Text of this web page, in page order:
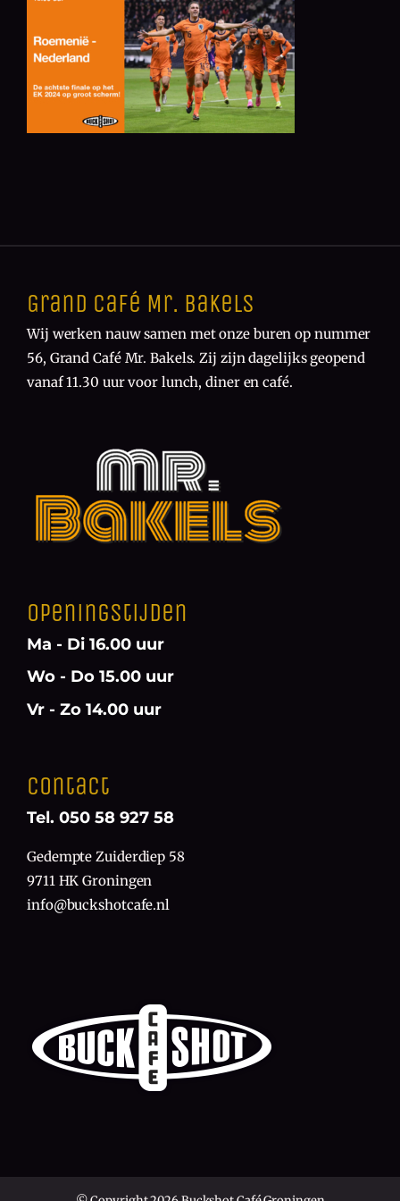
Grand Café Mr. Bakels
Wij werken nauw samen met onze buren op nummer
56, Grand Café Mr. Bakels. Zij zijn dagelijks geopend
vanaf 11.30 uur voor lunch, diner en café.
Openingstijden
Ma - Di 16.00 uur
Wo - Do 15.00 uur
Vr - Zo 14.00 uur
Contact
Tel. 050 58 927 58
Gedempte Zuiderdiep 58
9711 HK Groningen
info@buckshotcafe.nl